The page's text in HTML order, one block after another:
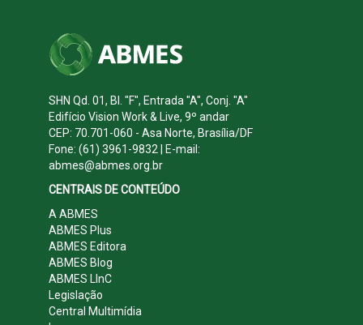
SHN Qd. 01, Bl. "F", Entrada "A", Conj. "A"
Edifício Vision Work & Live, 9º andar
CEP: 70.701-060 - Asa Norte, Brasília/DF
Fone: (61) 3961-9832 | E-mail:
abmes@abmes.org.br
CENTRAIS DE CONTEÚDO
A ABMES
ABMES Plus
ABMES Editora
ABMES Blog
ABMES LInC
Legislação
Central Multimídia